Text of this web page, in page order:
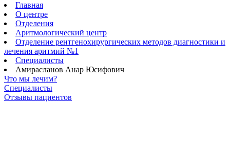
Главная
О центре
Отделения
Аритмологический центр
Отделение рентгенохирургических методов диагностики и
лечения аритмий №1
Специалисты
Амирасланов Анар Юсифович
Что мы лечим?
Специалисты
Отзывы пациентов